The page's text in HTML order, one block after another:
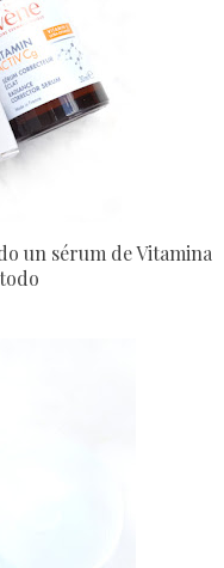
un sérum de Vitamina